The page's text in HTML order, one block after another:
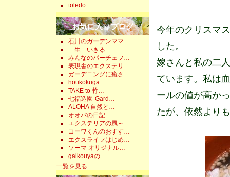
今年のクリスマ
した。
嫁さんと私の二
ています。私は
ールの値が高か
たが、依然より
toledo
お気に入りブログ
石川のガーデンママ…
生 いきる
みんなのパーチェフ…
表現舎のエクステリ…
ガーデニングに癒さ…
houkokuga…
TAKE to 竹…
七福造園-Gard…
ALOHA 自然と…
オオバの日記
エクステリアの風～…
コーワくんのおすす…
エクスライフはじめ…
ソーマ オリジナル…
gaikouyaの…
一覧を見る